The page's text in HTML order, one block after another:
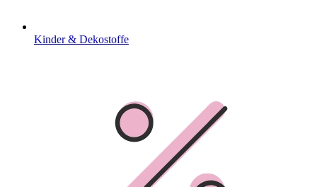
Kinder & Dekostoffe